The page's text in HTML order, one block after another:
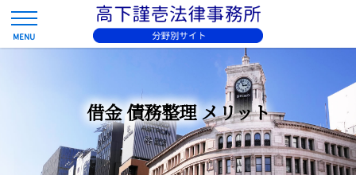
借金 債務整理 メリット